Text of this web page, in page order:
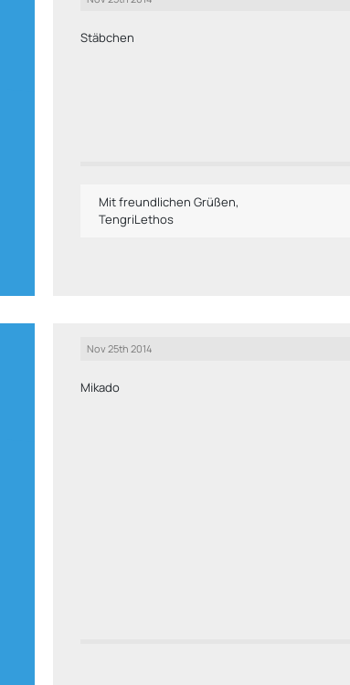
Stäbchen
Mit freundlichen Grüßen,
TengriLethos
Nov 25th 2014
Mikado